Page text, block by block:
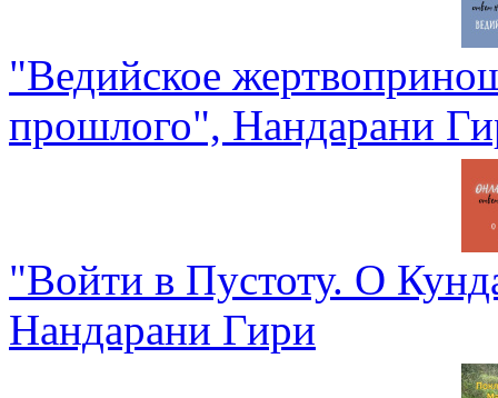
"Ведийское
прошлого", Нандарани
"Войти в Пустоту. О
Нандарани Гири